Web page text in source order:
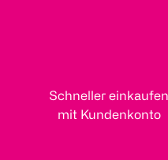
Schneller einkaufen
mit Kundenkonto